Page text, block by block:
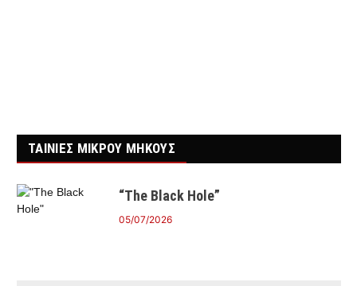
ΤΑΙΝΙΕΣ ΜΙΚΡΟΥ ΜΗΚΟΥΣ
“The Black Hole”
05/07/2026